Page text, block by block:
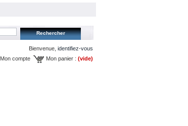
Bienvenue, identifiez-vous
Mon panier : (vide)
Mon compte